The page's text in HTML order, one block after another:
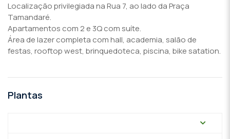
Localização privilegiada na Rua 7, ao lado da Praça
Tamandaré.
Apartamentos com 2 e 3Q com suíte.
Área de lazer completa com hall, academia, salão de
festas, rooftop west, brinquedoteca, piscina, bike satation.
Plantas